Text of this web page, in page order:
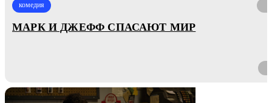
комедия
МАРК И ДЖЕФФ СПАСАЮТ МИР